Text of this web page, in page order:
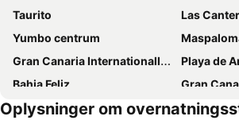
Taurito
Las
Yumbo centrum
Gran Canaria Internationalle Lufthavn
Playa de
Bahia Feliz
Gran
Playa de Mogán
Puerto de
Oplysninger om